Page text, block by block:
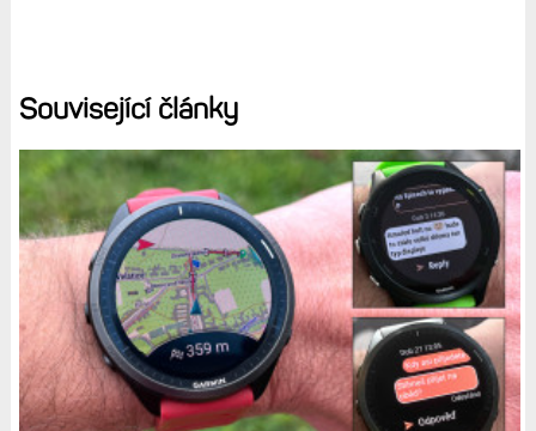
hodinek již přečtena tím, že se ukázala v aplikaci. Ale to je
Diskuse k článku (71)
Tagy: MESSENGER CONNECT